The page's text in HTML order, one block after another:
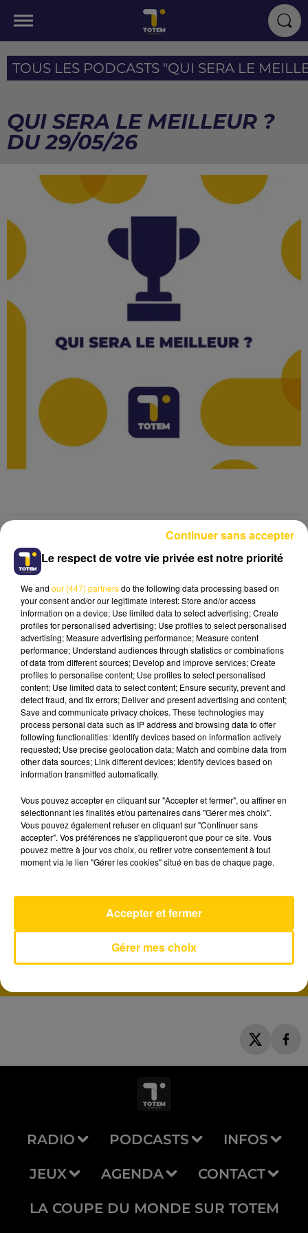
TOUS LES PODCASTS "QUI SERA LE
QUI SERA LE MEILLEUR ?
DU 29/05/26
Lecture (57 min 5 sec)
29 mai 2026 - 57 min 5 sec
QUI SERA LE MEILLEUR ? DU 29/05/26
Votre objectif :répondre à un maximum
de questions en une minute pour être
le meilleurdu jour ou de la semaine et
gagnez nos fabuleux cadeaux.Musique,
télé, région, cinéma, sport... tout y
passe !
RADIO PODCASTS INFOS
JEUX AGENDA CONTACT
LA COUPE DU MONDE SUR TOTEM
Le respect de votre vie privée est notre priorité
We and our (447) partnersdo the following data processing based on
your consent and/or our legitimate interest: Store and/or access
information on a device; Use limited data to select advertising; Create
profiles for personalised advertising; Use profiles to select personalised
advertising; Measure advertising performance; Measure content
performance; Understand audiences through statistics or combinations
of data from different sources; Develop and improve services; Create
profiles to personalise content; Use profiles to select personalised
content; Use limited data to select content; Ensure security, prevent and
detect fraud, and fix errors; Deliver and present advertising and content;
Save and communicate privacy choices. These technologies may
process personal data such as IP address and browsing data to offer
following functionalities: Identify devices based on information actively
requested; Use precise geolocation data; Match and combine data from
other data sources; Link different devices; Identify devices based on
information transmitted automatically.
Vous pouvez accepter en cliquant sur "Accepter et fermer", ou affiner en
sélectionnant les finalités et/ou partenaires dans "Gérer mes choix".
Vous pouvez également refuser en cliquant sur "Continuer sans
accepter". Vos préférences ne s'appliqueront que pour ce site. Vous
pouvez mettre à jour vos choix, ou retirer votre consentement à tout
moment via le lien "Gérer les cookies" situé en bas de chaque page.
Gérer mes choix
Accepter et fermer
Continuer sans accepter